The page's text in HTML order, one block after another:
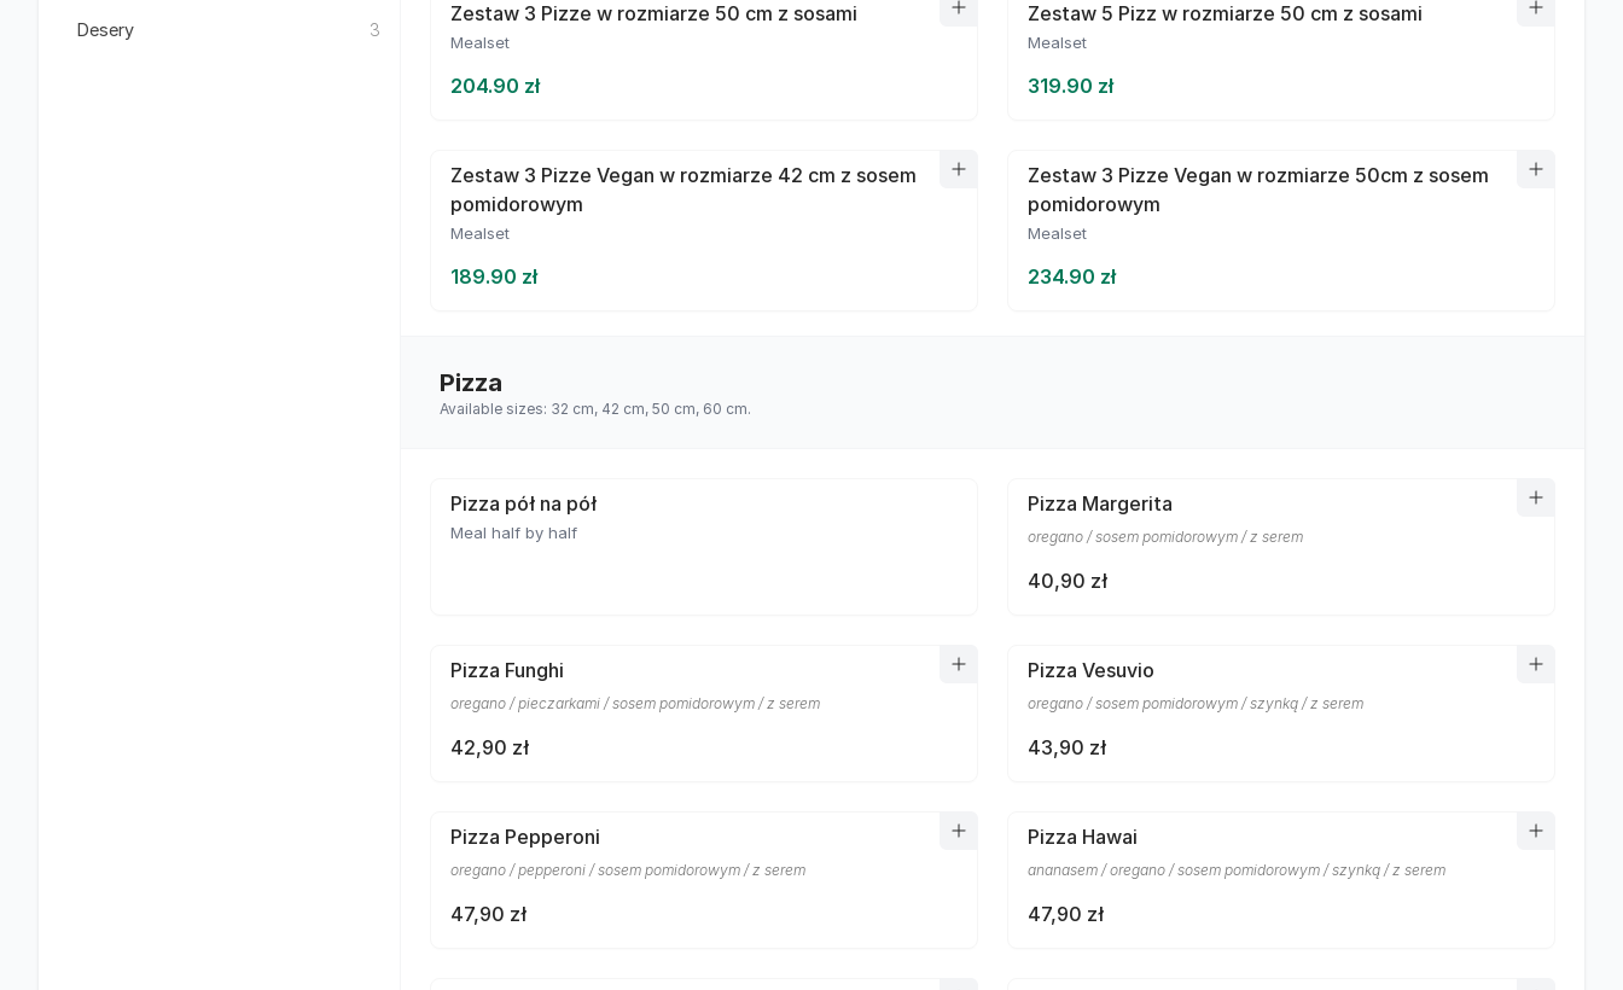
Desery 3
Zestaw 3 Pizze w rozmiarze 50 cm z sosami
Mealset
204.90 zł
Zestaw 5 Pizz w rozmiarze 50 cm z sosami
Mealset
319.90 zł
Zestaw 3 Pizze Vegan w rozmiarze 42 cm z sosem
pomidorowym
Mealset
189.90 zł
Zestaw 3 Pizze Vegan w rozmiarze 50cm z sosem
pomidorowym
Mealset
234.90 zł
Pizza
Available sizes: 32 cm, 42 cm, 50 cm, 60 cm.
Pizza pół na pół
Meal half by half
Pizza Margerita
oregano / sosem pomidorowym / z serem
40,90 zł
Pizza Funghi
oregano / pieczarkami / sosem pomidorowym / z serem
42,90 zł
Pizza Vesuvio
oregano / sosem pomidorowym / szynką / z serem
43,90 zł
Pizza Pepperoni
oregano / pepperoni / sosem pomidorowym / z serem
47,90 zł
Pizza Hawai
ananasem / oregano / sosem pomidorowym / szynką / z serem
47,90 zł